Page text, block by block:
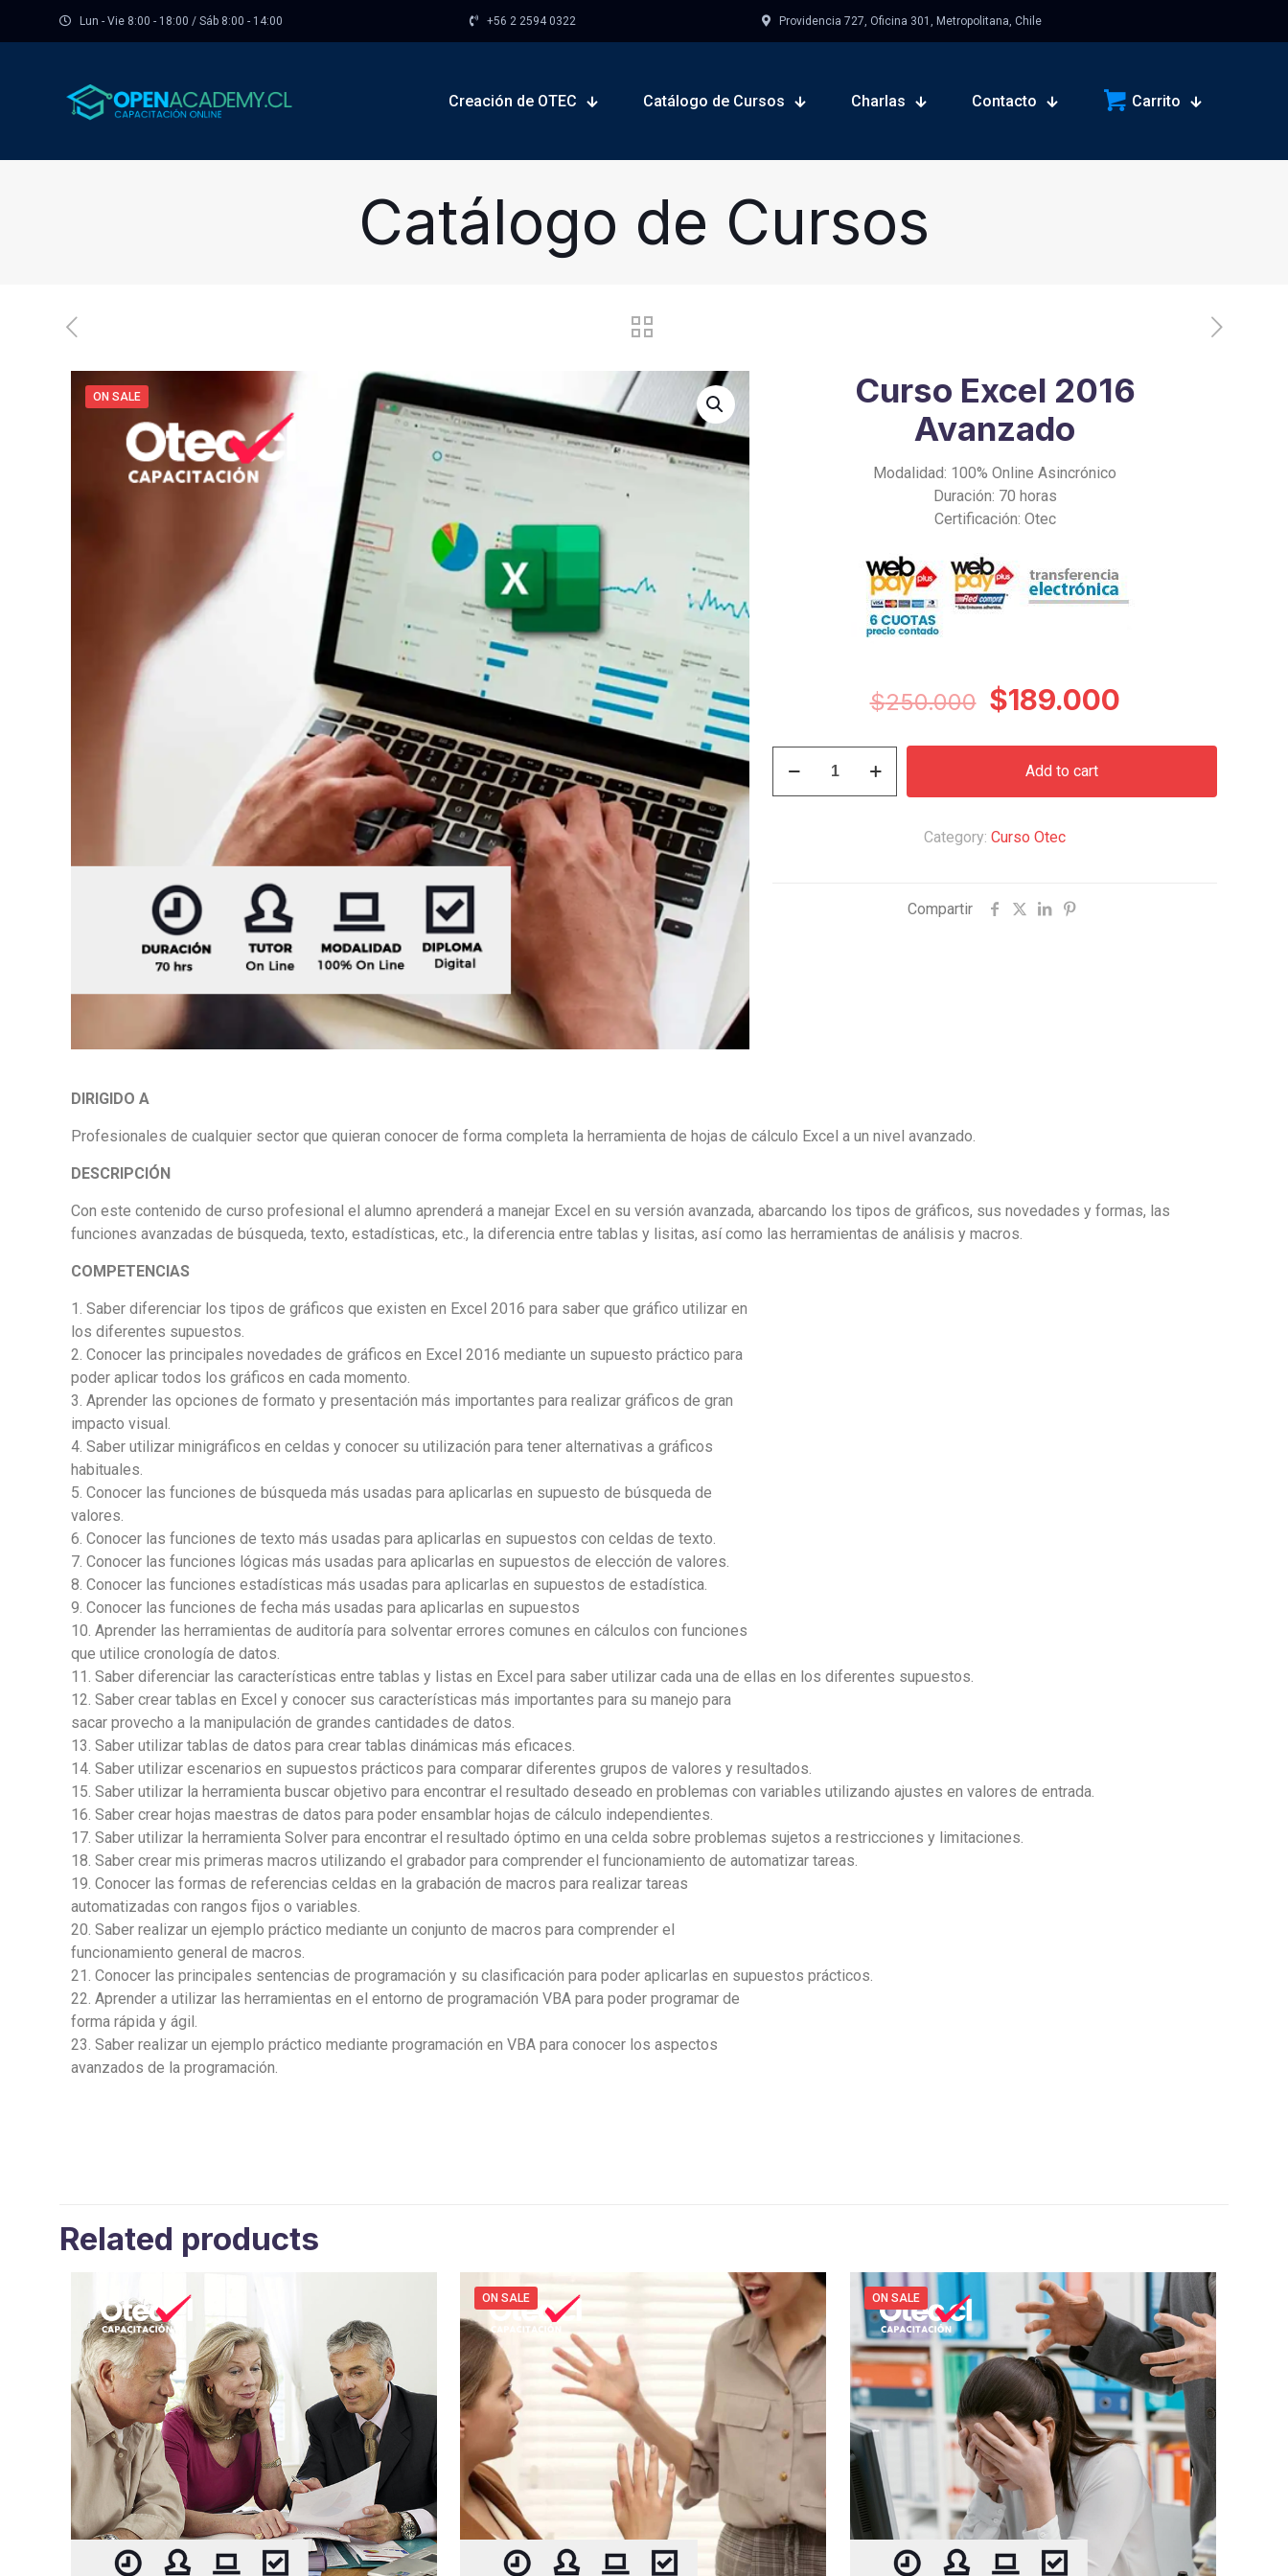
Lun - Vie 8:00 - 18:00 / Sáb 8:00 - 14:00 +56 2 2594 0322 Providencia 727, Oficina 301, Metropolitana, Chile
Creación de OTEC Catálogo de Cursos Charlas Contacto Carrito
Catálogo de Cursos
ON SALE
Curso Excel 2016
Avanzado
Modalidad: 100% Online Asincrónico
Duración: 70 horas
Certificación: Otec
$250.000 Original
was:
$250.000.
$189.000Current
is:
2016
Add to cart
Category: Curso Otec
Compartir
DIRIGIDO A
Profesionales de cualquier sector que quieran conocer de forma completa la herramienta de hojas de cálculo Excel a un nivel avanzado.
DESCRIPCIÓN
Con este contenido de curso profesional el alumno aprenderá a manejar Excel en su versión avanzada, abarcando los tipos de gráficos, sus novedades y formas, las
funciones avanzadas de búsqueda, texto, estadísticas, etc., la diferencia entre tablas y lisitas, así como las herramientas de análisis y macros.
COMPETENCIAS
1. Saber diferenciar los tipos de gráficos que existen en Excel 2016 para saber que gráfico utilizar en
los diferentes supuestos.
2. Conocer las principales novedades de gráficos en Excel 2016 mediante un supuesto práctico para
poder aplicar todos los gráficos en cada momento.
3. Aprender las opciones de formato y presentación más importantes para realizar gráficos de gran
impacto visual.
4. Saber utilizar minigráficos en celdas y conocer su utilización para tener alternativas a gráficos
habituales.
5. Conocer las funciones de búsqueda más usadas para aplicarlas en supuesto de búsqueda de
valores.
6. Conocer las funciones de texto más usadas para aplicarlas en supuestos con celdas de texto.
7. Conocer las funciones lógicas más usadas para aplicarlas en supuestos de elección de valores.
8. Conocer las funciones estadísticas más usadas para aplicarlas en supuestos de estadística.
9. Conocer las funciones de fecha más usadas para aplicarlas en supuestos
10. Aprender las herramientas de auditoría para solventar errores comunes en cálculos con funciones
que utilice cronología de datos.
11. Saber diferenciar las características entre tablas y listas en Excel para saber utilizar cada una de ellas en los diferentes supuestos.
12. Saber crear tablas en Excel y conocer sus características más importantes para su manejo para
sacar provecho a la manipulación de grandes cantidades de datos.
13. Saber utilizar tablas de datos para crear tablas dinámicas más eficaces.
14. Saber utilizar escenarios en supuestos prácticos para comparar diferentes grupos de valores y resultados.
15. Saber utilizar la herramienta buscar objetivo para encontrar el resultado deseado en problemas con variables utilizando ajustes en valores de entrada.
16. Saber crear hojas maestras de datos para poder ensamblar hojas de cálculo independientes.
17. Saber utilizar la herramienta Solver para encontrar el resultado óptimo en una celda sobre problemas sujetos a restricciones y limitaciones.
18. Saber crear mis primeras macros utilizando el grabador para comprender el funcionamiento de automatizar tareas.
19. Conocer las formas de referencias celdas en la grabación de macros para realizar tareas
automatizadas con rangos fijos o variables.
20. Saber realizar un ejemplo práctico mediante un conjunto de macros para comprender el
funcionamiento general de macros.
21. Conocer las principales sentencias de programación y su clasificación para poder aplicarlas en supuestos prácticos.
22. Aprender a utilizar las herramientas en el entorno de programación VBA para poder programar de
forma rápida y ágil.
23. Saber realizar un ejemplo práctico mediante programación en VBA para conocer los aspectos
avanzados de la programación.
Related products
ON SALE ON SALE